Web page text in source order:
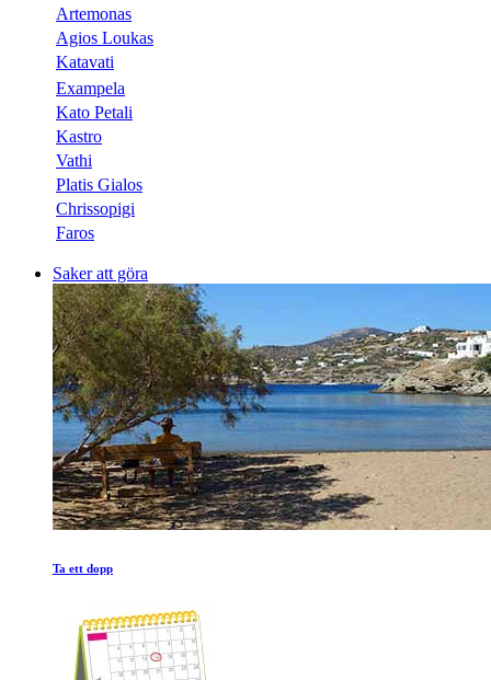
Artemonas
Agios Loukas
Katavati
Exampela
Kato Petali
Kastro
Vathi
Platis Gialos
Chrissopigi
Faros
Saker att göra
Ta ett dopp